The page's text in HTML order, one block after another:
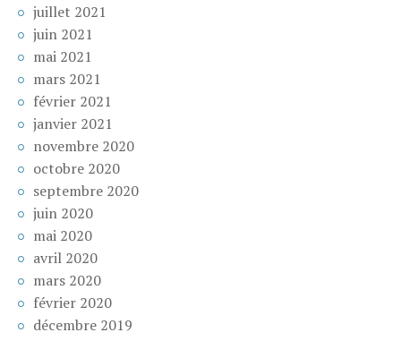
juillet 2021
juin 2021
mai 2021
mars 2021
février 2021
janvier 2021
novembre 2020
octobre 2020
septembre 2020
juin 2020
mai 2020
avril 2020
mars 2020
février 2020
décembre 2019